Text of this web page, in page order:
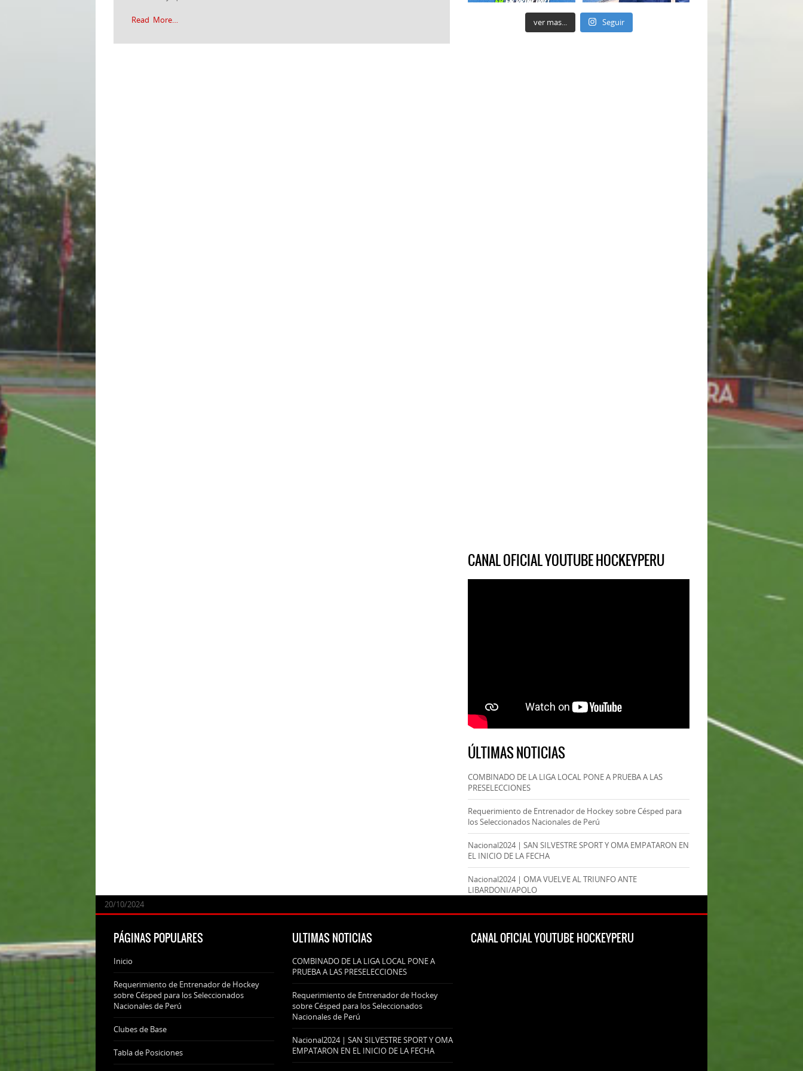
Read More… ver mas... Seguir
CANAL OFICIAL YOUTUBE HOCKEYPERU
ÚLTIMAS NOTICIAS
COMBINADO DE LA LIGA LOCAL PONE A PRUEBA A LAS
PRESELECCIONES
24/09/2025
Requerimiento de Entrenador de Hockey sobre Césped para
los Seleccionados Nacionales de Perú
07/11/2024
Nacional2024 | SAN SILVESTRE SPORT Y OMA EMPATARON EN
EL INICIO DE LA FECHA
20/10/2024
Nacional2024 | OMA VUELVE AL TRIUNFO ANTE
LIBARDONI/APOLO
20/10/2024
PÁGINAS POPULARES
Inicio
Requerimiento de Entrenador de Hockey
sobre Césped para los Seleccionados
Nacionales de Perú
Clubes de Base
Tabla de Posiciones
ULTIMAS NOTICIAS
COMBINADO DE LA LIGA LOCAL PONE A
PRUEBA A LAS PRESELECCIONES
Requerimiento de Entrenador de Hockey
sobre Césped para los Seleccionados
Nacionales de Perú
Nacional2024 | SAN SILVESTRE SPORT Y OMA
EMPATARON EN EL INICIO DE LA FECHA
CANAL OFICIAL YOUTUBE HOCKEYPERU